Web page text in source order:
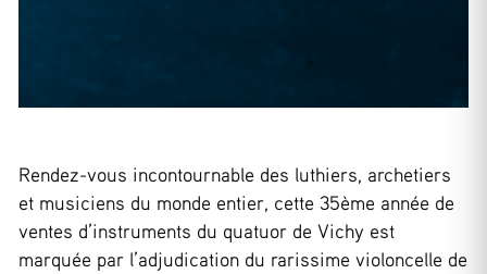
Rendez-vous incontournable des luthiers, archetiers
et musiciens du monde entier, cette 35ème année de
ventes d’instruments du quatuor de Vichy est
marquée par l’adjudication du rarissime violoncelle de